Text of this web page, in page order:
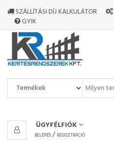
SZÁLLÍTÁSI DÍJ KALKULÁTOR
GYIK
ÜGYFÉLFIÓK
BELÉPÉS/ REGISZTRÁCIÓ
MINDEN
TERMÉK
MENÜ